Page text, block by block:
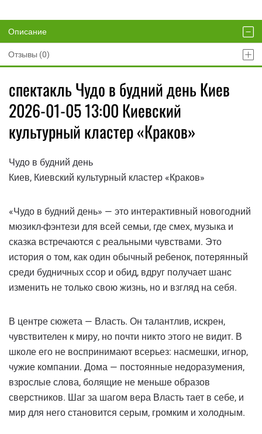
Описание
Отзывы (0)
спектакль Чудо в будний день Киев
2026-01-05 13:00 Киевский
культурный кластер «Краков»
Чудо в будний день
Киев, Киевский культурный кластер «Краков»
«Чудо в будний день» — это интерактивный новогодний
мюзикл-фэнтези для всей семьи, где смех, музыка и
сказка встречаются с реальными чувствами. Это
история о том, как один обычный ребенок, потерянный
среди будничных ссор и обид, вдруг получает шанс
изменить не только свою жизнь, но и взгляд на себя.
В центре сюжета — Власть. Он талантлив, искрен,
чувствителен к миру, но почти никто этого не видит. В
школе его не воспринимают всерьез: насмешки, игнор,
чужие компании. Дома — постоянные недоразумения,
взрослые слова, болящие не меньше образов
сверстников. Шаг за шагом вера Власть тает в себе, и
мир для него становится серым, громким и холодным.